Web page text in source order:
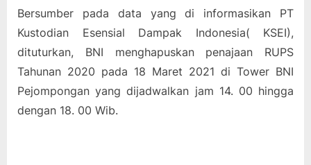
Bersumber pada data yang di informasikan PT
Kustodian Esensial Dampak Indonesia( KSEI),
dituturkan, BNI menghapuskan penajaan RUPS
Tahunan 2020 pada 18 Maret 2021 di Tower BNI
Pejompongan yang dijadwalkan jam 14. 00 hingga
dengan 18. 00 Wib.